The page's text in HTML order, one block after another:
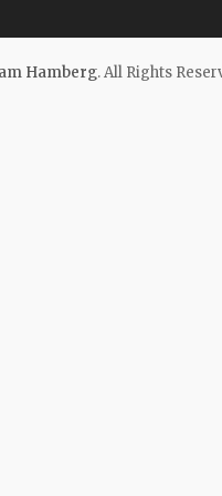
Hamberg. All Rights